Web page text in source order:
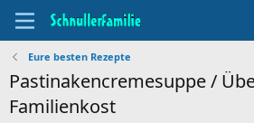
Eure besten Rezepte
Pastinakencremesuppe /
Familienkost